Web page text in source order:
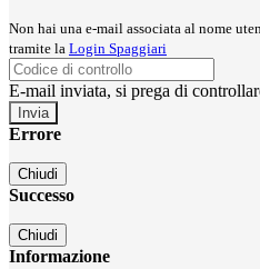
Non hai una e-mail associata al nome
tramite la Login Spaggiari
E-mail inviata, si prega di
Errore
Chiudi
Successo
Chiudi
Informazione